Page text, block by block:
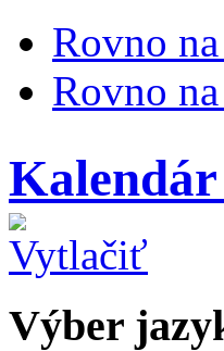
Rovno
Rovno
Kalendár
Výber